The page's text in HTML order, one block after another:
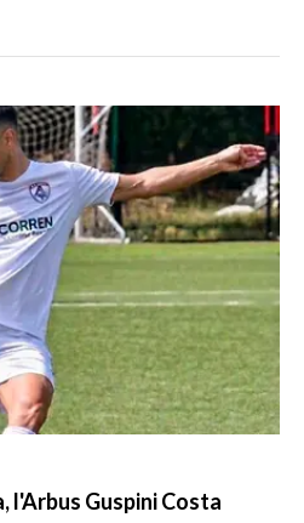
l'Arbus Guspini Costa